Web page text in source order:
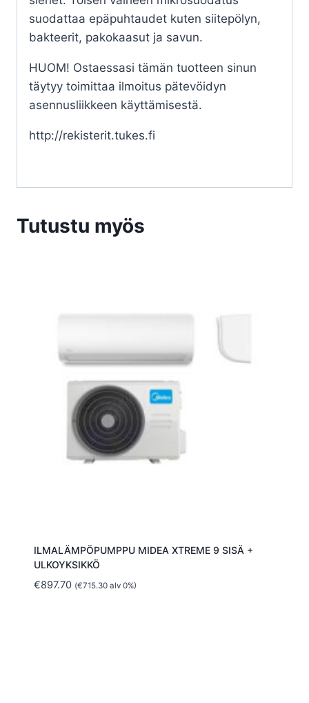
suodattaa epäpuhtaudet kuten siitepölyn,
bakteerit, pakokaasut ja savun.
HUOM! Ostaessasi tämän tuotteen sinun
täytyy toimittaa ilmoitus pätevöidyn
asennusliikkeen käyttämisestä.
http://rekisterit.tukes.fi
Tutustu myös
ILMALÄMPÖPUMPPU MIDEA XTREME 9 SISÄ +
ULKOYKSIKKÖ
€897.70 (€715.30alv 0%)